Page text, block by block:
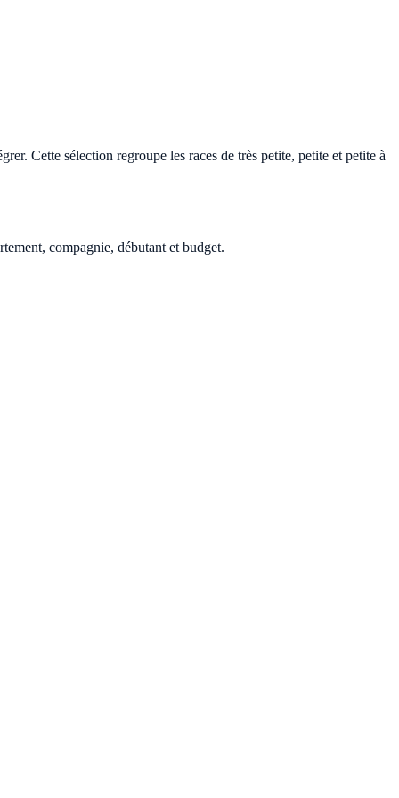
Cette sélection regroupe les races de très petite, petite et petite à
compagnie, débutant et budget.